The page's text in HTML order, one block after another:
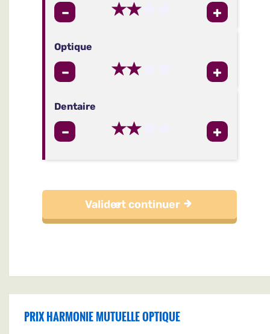
PRIX HARMONIE MUTUELLE OPTIQUE